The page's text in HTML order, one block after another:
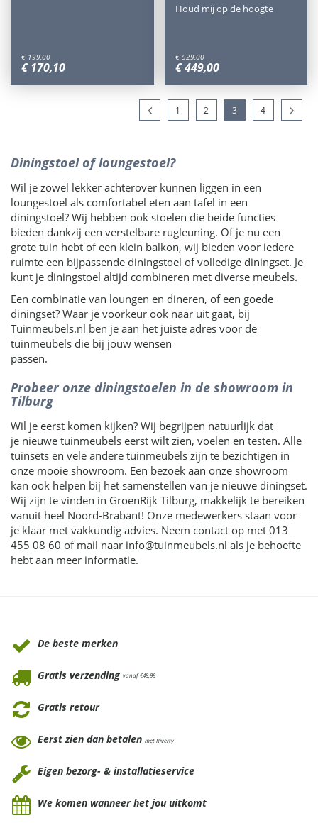
€ 199,00
€ 170,10
€ 529,00
€ 449,00
Houd mij op de hoogte
1 2 3 4
Diningstoel of loungestoel?
Wil je zowel lekker achterover kunnen liggen in een
loungestoel als comfortabel eten aan tafel in een
diningstoel? Wij hebben ook stoelen die beide functies
bieden dankzij een verstelbare rugleuning. Of je nu een
grote tuin hebt of een klein balkon, wij bieden voor iedere
ruimte een bijpassende diningstoel of volledige diningset. Je
kunt je diningstoel altijd combineren met diverse meubels.
Een combinatie van loungen en dineren, of een goede
diningset? Waar je voorkeur ook naar uit gaat, bij
Tuinmeubels.nl ben je aan het juiste adres voor de
tuinmeubels die bij jouw wensen
passen.
Probeer onze diningstoelen in de showroom in
Tilburg
Wil je eerst komen kijken? Wij begrijpen natuurlijk dat
je nieuwe tuinmeubels eerst wilt zien, voelen en testen. Alle
tuinsets en vele andere tuinmeubels zijn te bezichtigen in
onze mooie showroom. Een bezoek aan onze showroom
kan ook helpen bij het samenstellen van je nieuwe diningset.
Wij zijn te vinden in GroenRijk Tilburg, makkelijk te bereiken
vanuit heel Noord-Brabant! Onze medewerkers staan voor
je klaar met vakkundig advies. Neem contact op met 013
455 08 60 of mail naar info@tuinmeubels.nl als je behoefte
hebt aan meer informatie.
De beste merken
Gratis verzending vanaf €49,99
Gratis retour
Eerst zien dan betalen met Riverty
Eigen bezorg- & installatieservice
We komen wanneer het jou uitkomt